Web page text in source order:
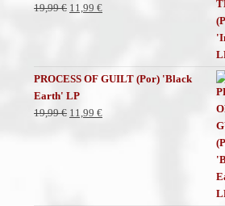
19,99€ El
19,99 €.
11,99 €El
11,99 €.
PROCESS OF GUILT (Por) 'Black
Earth' LP
19,99€ El
11,99 €El